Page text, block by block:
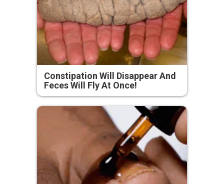
Constipation Will Disappear And
Feces Will Fly At Once!